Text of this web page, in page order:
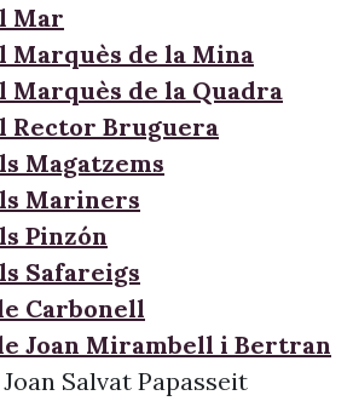
Mar
Marquès de la Mina
Marquès de la Quadra
Rector Bruguera
Magatzems
Mariners
Pinzón
Safareigs
Carbonell
Joan Mirambell i Bertran
Salvat Papasseit